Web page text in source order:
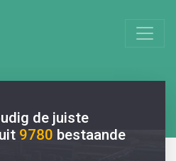
de juiste
9780 bestaande